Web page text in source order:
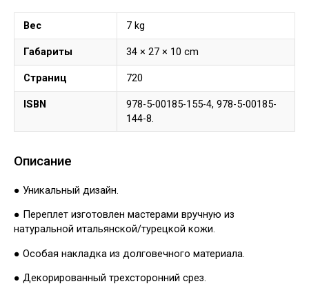
Вес 7 kg
Габариты 34 × 27 × 10 cm
Страниц 720
ISBN
978-5-00185-155-4, 978-5-00185-
144-8.
Описание
● Уникальный дизайн.
● Переплет изготовлен мастерами вручную из
натуральной итальянской/турецкой кожи.
● Особая накладка из долговечного материала.
● Декорированный трехсторонний срез.